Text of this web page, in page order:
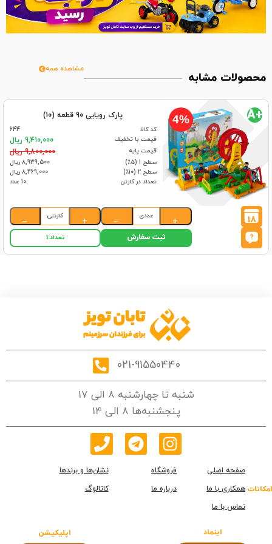
محصولات مشابه
مشاهده همه
4% پارک رویایی 90 قطعه (10)
کد کالا
644
قیمت با تخفیف
9,410,000 ریال
قیمت پایه 9,800,000 ریال
سطح 1 (۵٪)
8,939,500 ریال
سطح 2 (۱۰٪)
8,469,000 ریال
تعداد در کارتن
10 عدد
18
+A
+
عددی
−
+
کارتنی
−
ثبت سفارش تعداد:1
021-91550440
شنبه تا چهارشنبه 8 الی 17
پنجشنبه‌ها 8 الی 14
امکانات
صفحه اصلی فروشگاه
نشان‌ها و برندها
همکاری با ما
درباره ما
کاتالوگ
تماس با ما
اینماد اپلیکیشن